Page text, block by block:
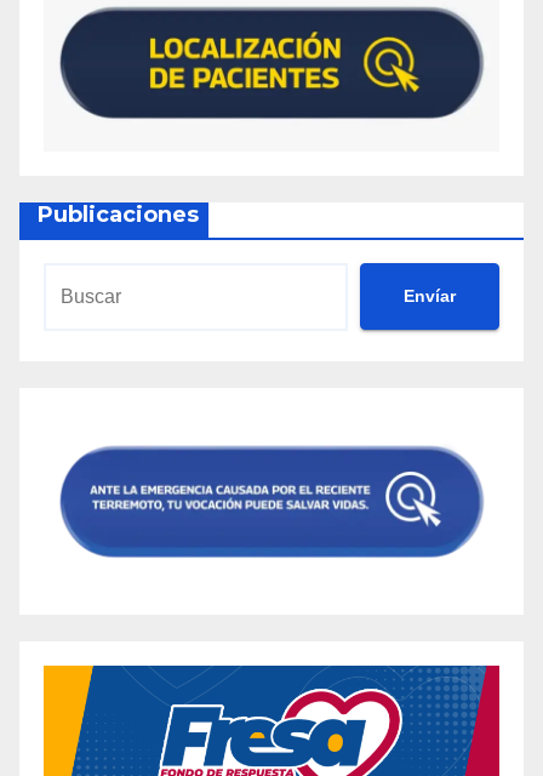
Publicaciones
Envíar